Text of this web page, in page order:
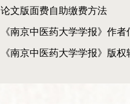
论文版面费自助缴费方法
《南京中医药大学学报》作者
《南京中医药大学学报》版权